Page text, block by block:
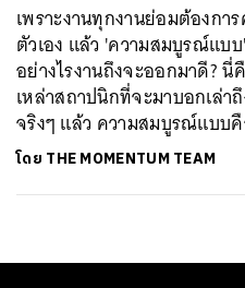
เพราะงานทุกงานย่อมต้องก
ตัวเอง แล้ว 'ความสมบูรณ์แบ
อย่างไรงานถึงจะออกมาดี?
เหล่าสถาปนิกที่จะมาบอกเล่า
จริงๆ แล้ว ความสมบูรณ์แบบ
โดย THE MOMENTUM TEAM